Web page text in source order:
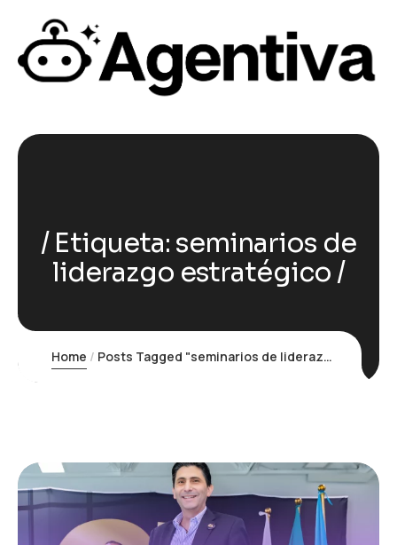
Etiqueta: seminarios de
liderazgo estratégico
Home Posts Tagged "seminarios de liderazgo estratégico"